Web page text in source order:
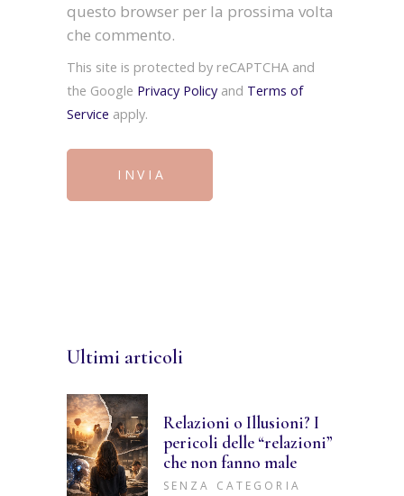
questo browser per la prossima volta
che commento.
This site is protected by reCAPTCHA and
the Google Privacy Policy and Terms of
Service apply.
INVIA
Ultimi articoli
Relazioni o Illusioni? I
pericoli delle “relazioni”
che non fanno male
SENZA CATEGORIA